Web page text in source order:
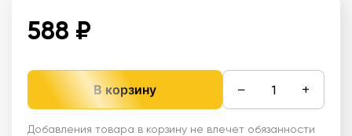
588 ₽
В корзину − +
Добавления товара в корзину не влечет обязанности